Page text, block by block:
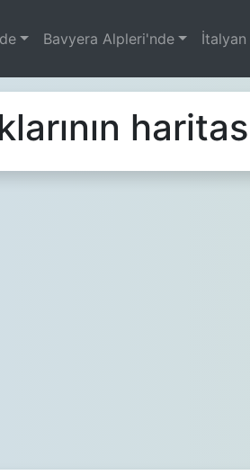
Bavyera Alpleri'nde